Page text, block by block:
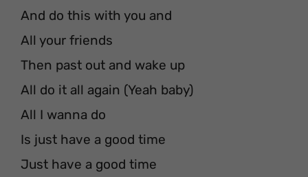
And do this with you and
All your friends
Then past out and wake up
All do it all again (Yeah baby)
All I wanna do
Is just have a good time
Just have a good time